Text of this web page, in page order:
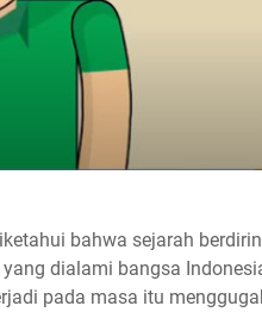
bahwa sejarah
dialami bangsa
pada masa itu